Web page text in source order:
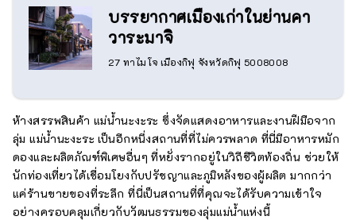
บรรยากาศเมืองเก่าในย่านคา
วาระมาจิ
27 ทาไมโจ เมืองกิฟุ จังหวัดกิฟุ 5008008
ห้างสรรพสินค้า แม่น้ำนะงะระ ซึ่งจัดแสดงอาหารและงานฝีมือจาก
ลุ่ม แม่น้ำนะงะระ เป็นอีกหนึ่งสถานที่ที่ไม่ควรพลาด ที่นี่มีอาหารหมัก
ดองและผลิตภัณฑ์พิเศษอื่นๆ ที่หยั่งรากอยู่ในวิถีชีวิตท้องถิ่น ช่วยให้
นักท่องเที่ยวได้เชื่อมโยงกับปรัชญาและภูมิหลังของผู้ผลิต มากกว่า
แค่ร้านขายของที่ระลึก ที่นี่เป็นสถานที่ที่คุณจะได้รับความเข้าใจ
อย่างครอบคลุมเกี่ยวกับวัฒนธรรมของลุ่มแม่น้ำแห่งนี้